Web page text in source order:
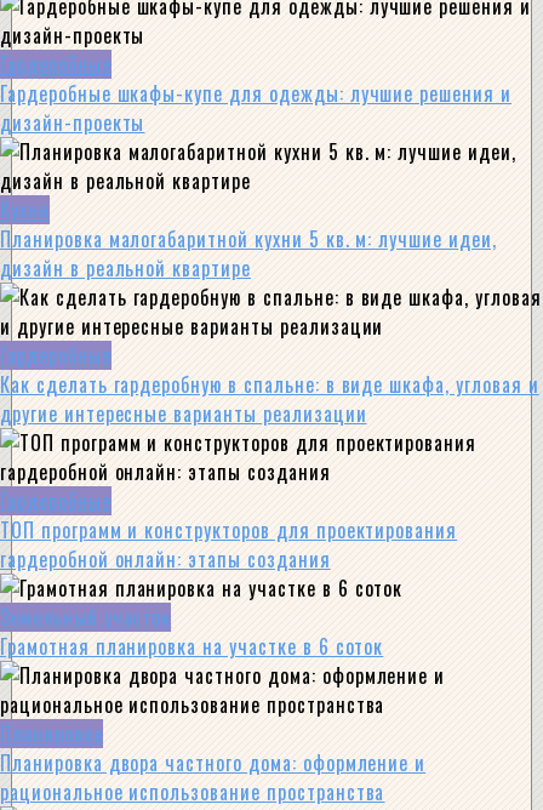
Гардеробные
Гардеробные шкафы-купе для одежды: лучшие решения и
дизайн-проекты
Кухня
Планировка малогабаритной кухни 5 кв. м: лучшие идеи,
дизайн в реальной квартире
Гардеробные
Как сделать гардеробную в спальне: в виде шкафа, угловая и
другие интересные варианты реализации
Гардеробные
ТОП программ и конструкторов для проектирования
гардеробной онлайн: этапы создания
Земельный участок
Грамотная планировка на участке в 6 соток
Планировка
Планировка двора частного дома: оформление и
рациональное использование пространства